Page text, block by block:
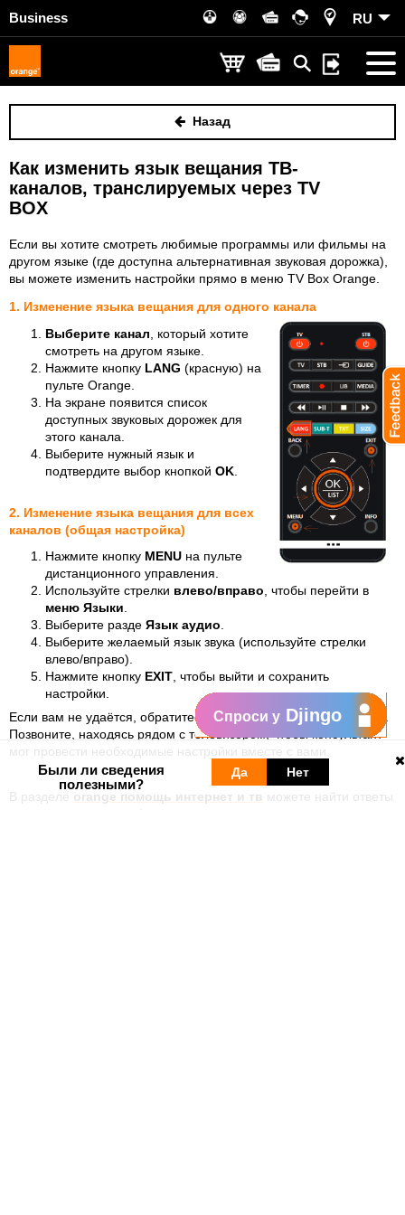
Business RU
Назад
Как изменить язык вещания ТВ-
каналов, транслируемых через TV
BOX
Если вы хотите смотреть любимые программы или фильмы на
другом языке (где доступна альтернативная звуковая дорожка),
вы можете изменить настройки прямо в меню TV Box Orange.
1. Изменение языка вещания для одного канала
Выберите канал , который хотите
смотреть на другом языке.
Нажмите кнопку LANG (красную) на
пульте Orange.
На экране появится список
доступных звуковых дорожек для
этого канала.
Выберите нужный язык и
подтвердите выбор кнопкой OK
2. Изменение языка вещания для всех
каналов (общая настройка)
Нажмите кнопку MENU на пульте
дистанционного управления.
Используйте стрелки влево/вправо , чтобы перейти в
меню Языки
Выберите разде Язык aудио
Выберите желаемый язык звука (используйте стрелки
влево/вправо).
Нажмите кнопку EXIT , чтобы выйти и сохранить
настройки.
Если вам не удаётся, обратитесь вСлужбу Заботы о Клиентах
.
Позвоните, находясь рядом с телевизором, чтобы консультант
мог провести необходимые настройки вместе с вами.
В разделе orange помощь интернет и тв можете найти ответы
Были ли сведения
полезными?
Да Нет
Спроси у Djingo